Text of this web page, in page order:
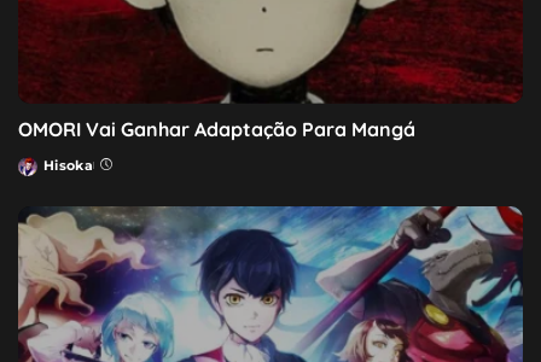
OMORI Vai Ganhar Adaptação Para Mangá
Posted
Hisoka